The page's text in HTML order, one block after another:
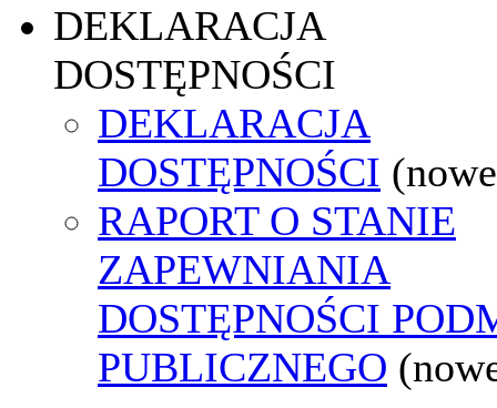
DEKLARACJA
DOSTĘPNOŚCI
DEKLARACJA
DOSTĘPNOŚCI
RAPORT O STANIE
ZAPEWNIANIA
DOSTĘPNOŚCI
PUBLICZNEGO